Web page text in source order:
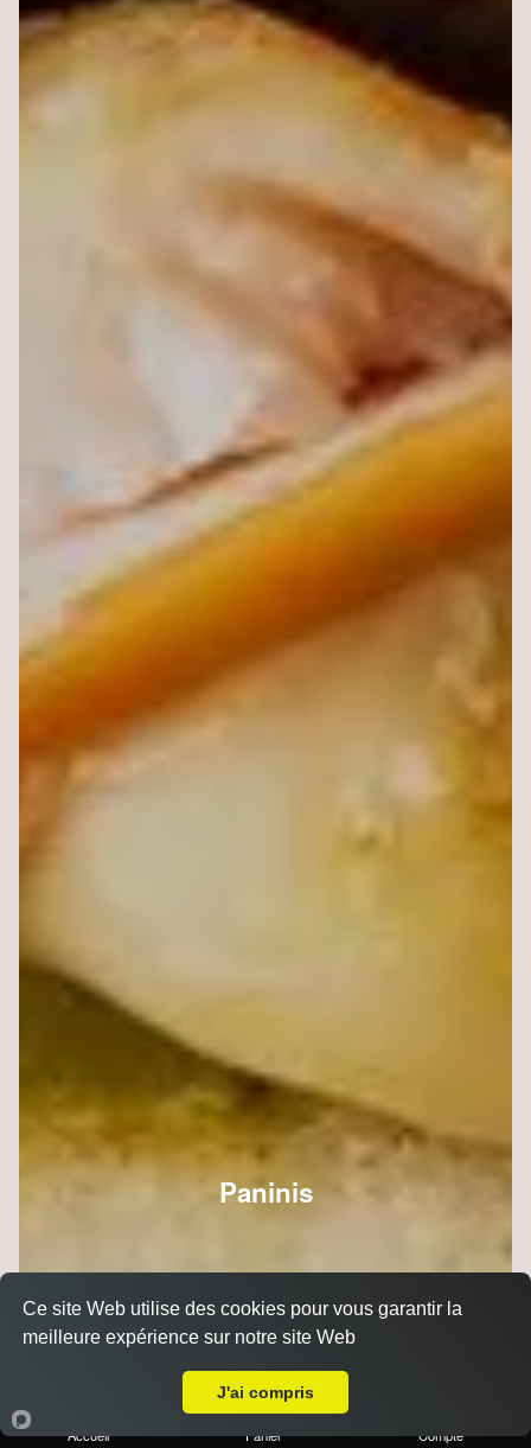
Paninis
Accueil Panier Compte
Ce site Web utilise des cookies pour vous garantir la
meilleure expérience sur notre site Web
J'ai compris